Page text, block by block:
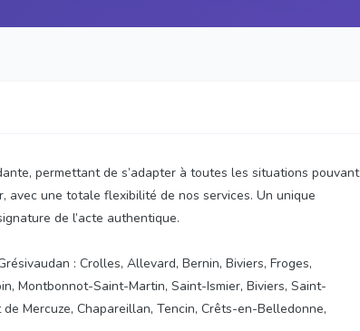
permettant de s’adapter à toutes les situations pouvant
avec une totale flexibilité de nos services. Un unique
de l’acte authentique.
: Crolles, Allevard, Bernin, Biviers, Froges,
Montbonnot-Saint-Martin, Saint-Ismier, Biviers, Saint-
Mercuze, Chapareillan, Tencin, Crêts-en-Belledonne,